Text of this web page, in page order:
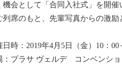
機会として「合同入社式」を開催
列席のもと、先輩写真からの激
日時：2019年4月5日（金）10：00
：プラサ ヴェルデ コンベンショ